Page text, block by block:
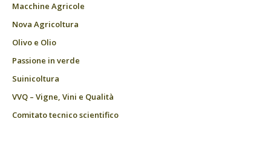
Macchine Agricole
Nova Agricoltura
Olivo e Olio
Passione in verde
Suinicoltura
VVQ – Vigne, Vini e Qualità
Comitato tecnico scientifico